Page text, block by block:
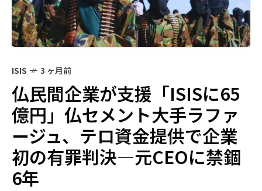
ISIS 3 ヶ月前
仏民間企業が支援「ISISに65
億円」仏セメント大手ラファ
ージュ、テロ資金提供で企業
初の有罪判決―元CEOに禁錮
6年